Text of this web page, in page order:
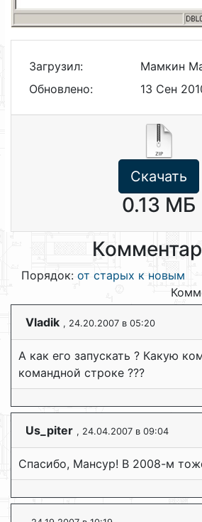
Загрузил:
Мамкин
Обновлено:
13 Сен
Скачать
0.13 МБ
Порядок: от старых к новым
Vladik , 24.20.2007 в 05:20
А как его запускать ? Какую
командной строке ???
Us_piter , 24.04.2007 в 09:04
Спасибо, Мансур! В 2008-м